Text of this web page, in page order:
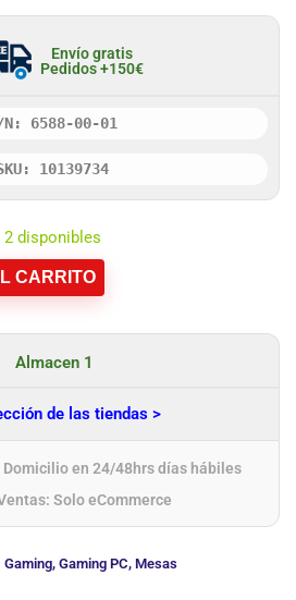
Envío gratis
Pedidos +150€
N: 6588-00-01
10139734
2 disponibles
CARRITO
Almacen 1
de las tiendas >
Domicilio en 24/48hrs días hábiles
Solo eCommerce
Gaming, Gaming PC, Mesas